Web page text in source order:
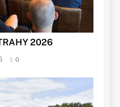
2026
0